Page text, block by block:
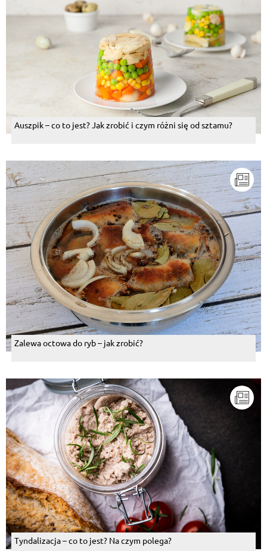
Auszpik – co to jest? Jak zrobić i czym różni się od sztamu?
Zalewa octowa do ryb – jak zrobić?
Tyndalizacja – co to jest? Na czym polega?